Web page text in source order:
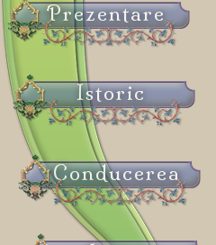
Prezentare
Istoric
Conducerea